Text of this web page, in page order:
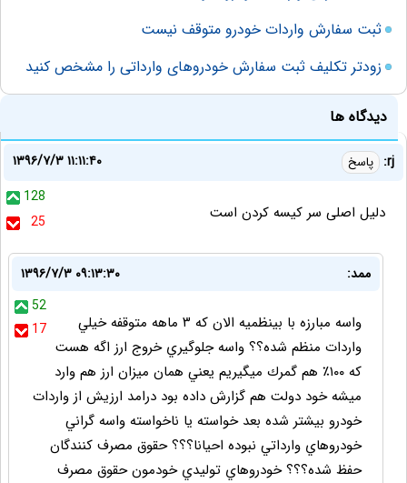
ثبت سفارش واردات خودرو متوقف نیست
زودتر تکلیف ثبت سفارش خودروهای وارداتی را مشخص کنید
دیدگاه ها
rj: پاسخ
۱۳۹۶/۷/۳ ۱۱:۱۱:۴۰
128
25
دلیل اصلی سر کیسه کردن است
ممد:
۱۳۹۶/۷/۳ ۰۹:۱۳:۳۰
52
17
واسه مبارزه با بينظميه الان كه ٣ ماهه متوقفه خيلي
واردات منظم شده؟؟ واسه جلوگيري خروج ارز اگه هست
كه ١٠٠٪‏ هم گمرك ميگيريم يعني همان ميزان ارز هم وارد
ميشه خود دولت هم گزارش داده بود درامد ارزيش از واردات
خودرو بيشتر شده بعد خواسته يا ناخواسته واسه گراني
خودروهاي وارداتي نبوده احيانا؟؟؟ حقوق مصرف كنندگان
حفظ شده؟؟؟ خودروهاي توليدي خودمون حقوق مصرف